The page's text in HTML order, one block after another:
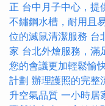
正 台中月子中心，提
不鏽鋼水槽，耐用且
位的滅鼠清潔服務 台
家 台北外燴服務，滿
您的會議更加輕鬆愉
計劃 辦理護照的完整
升空氣品質 一小時居